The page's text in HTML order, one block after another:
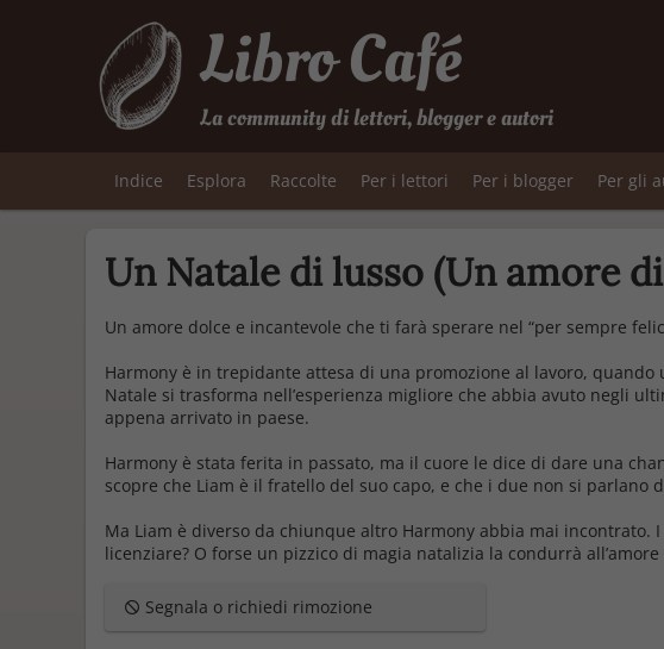
Libro Café
La community di lettori, blogger e autori
Indice Esplora Raccolte Per i lettori Per i blogger Per gli
Un Natale di lusso (Un amore
Un amore dolce e incantevole che ti farà sperare nel “per sempre
Harmony è in trepidante attesa di una promozione al lavoro,
Natale si trasforma nell’esperienza migliore che abbia avuto negli
appena arrivato in paese.
Harmony è stata ferita in passato, ma il cuore le dice di dare una
scopre che Liam è il fratello del suo capo, e che i due non si parlano
Ma Liam è diverso da chiunque altro Harmony abbia mai
licenziare? O forse un pizzico di magia natalizia la condurrà
Segnala o richiedi rimozione